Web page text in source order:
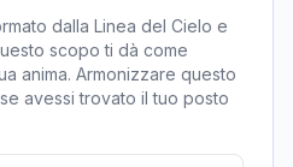
dalla Linea del Cielo e
scopo ti dà come
anima. Armonizzare questo
avessi trovato il tuo posto